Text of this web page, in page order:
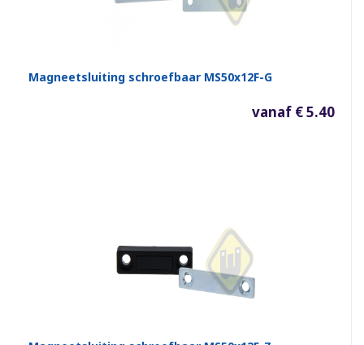
Magneetsluiting schroefbaar MS50x12F-G
vanaf € 5.40